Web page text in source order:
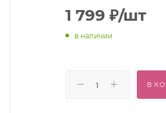
1 799 ₽/шт
в наличии
В